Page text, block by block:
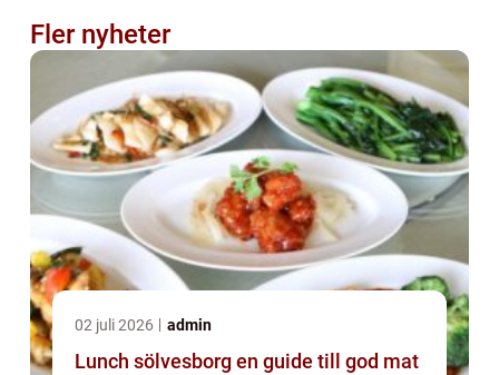
Fler nyheter
02 juli 2026 admin
Lunch sölvesborg en guide till god mat